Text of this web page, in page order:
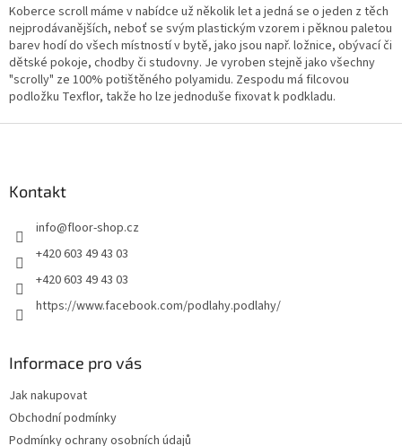
a
c
í
p
r
v
v
á
n
í
Koberce scroll máme v nabídce už několik let a jedná se o jeden z těch
nejprodávanějších, neboť se svým plastickým vzorem i pěknou paletou
barev hodí do všech místností v bytě, jako jsou např. ložnice, obývací či
dětské pokoje, chodby či studovny. Je vyroben stejně jako všechny
"scrolly" ze 100% potištěného polyamidu. Zespodu má filcovou
podložku Texflor, takže ho lze jednoduše fixovat k podkladu.
Kontakt
info@floor-shop.cz
+420 603 49 43 03
+420 603 49 43 03
https://www.facebook.com/podlahy.podlahy/
Informace pro vás
Jak nakupovat
Obchodní podmínky
Podmínky ochrany osobních údajů